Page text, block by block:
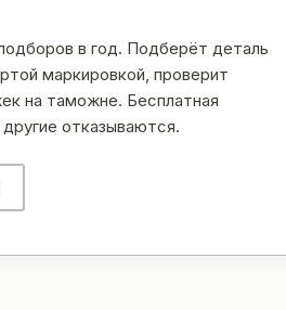
в год. Подберёт деталь
маркировкой, проверит
на таможне. Бесплатная
отказываются.